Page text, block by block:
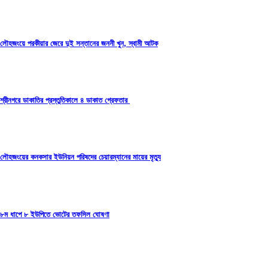
লৌহজংয়ে পরকীয়ার জেরে দুই সন্তানের জননী খুন, স্বামী আটক
শ্রীনগরে ডাকাতির প্রস্তুতিকালে ৪ ডাকাত গ্রেফতার
লৌহজংয়ের কনকসার ইউনিয়ন পরিষদের চেয়ারম্যানের মায়ের মৃত্যু
৮ম ধাপে ৮ ইউপিতে ভোটের তফসিল ঘোষণা